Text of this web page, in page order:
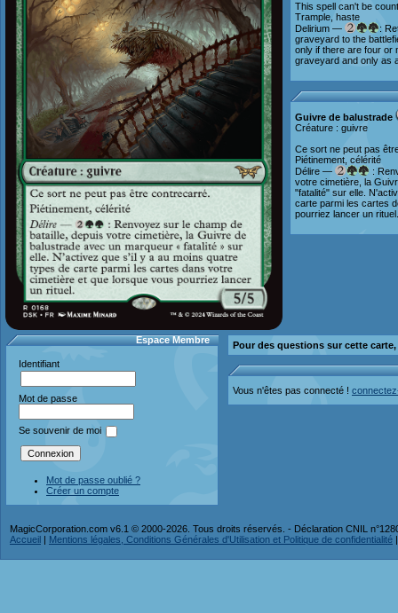
This spell can't be
Trample, haste
Delirium —
:
graveyard to the
only if there are four or
graveyard and only as
Guivre de balustrade
Créature : guivre
Ce sort ne peut pas
Piétinement, célérité
Délire —
:
votre cimetière, la
"fatalité" sur elle.
carte parmi les cartes
pourriez lancer un rituel.
Espace Membre
Identifiant
Mot de passe
Se souvenir de moi
Mot de passe oublié ?
Créer un compte
Pour des questions sur cette
Vous n'êtes pas connecté !
MagicCorporation.com v6.1 © 2000-2026. Tous droits réservés. - Déclaration CNIL
Accueil | Mentions légales, Conditions Générales d'Utilisation et Politique de confidentialité